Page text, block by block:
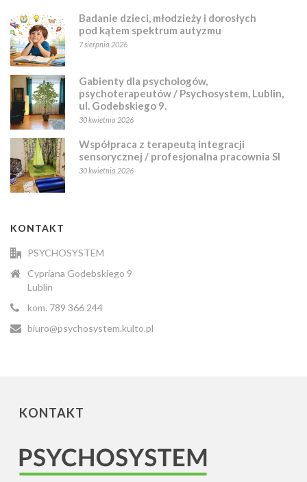
Badanie dzieci, młodzieży i dorosłych
pod kątem spektrum autyzmu
7 sierpnia 2026
Gabienty dla psychologów,
psychoterapeutów / Psychosystem, Lublin,
ul. Godebskiego 9.
30 kwietnia 2026
Współpraca z terapeutą integracji
sensorycznej / profesjonalna pracownia SI
30 kwietnia 2026
KONTAKT
PSYCHOSYSTEM
Cypriana Godebskiego 9
Lublin
kom. 789 366 244
biuro@psychosystem.kulto.pl
KONTAKT